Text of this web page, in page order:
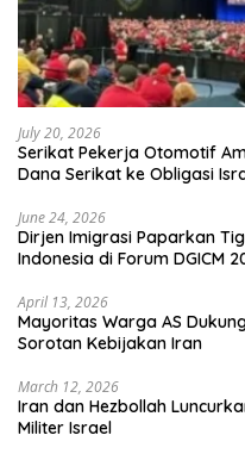
July 20, 2026
Serikat Pekerja Otomotif
Dana Serikat ke Obligasi
June 24, 2026
Dirjen Imigrasi Paparkan
Indonesia di Forum DGICM
April 13, 2026
Mayoritas Warga AS
Sorotan Kebijakan Iran
March 12, 2026
Iran dan Hezbollah
Militer Israel